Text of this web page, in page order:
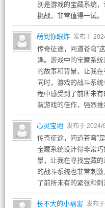
别是游戏的宝藏系统
挑战，非常值得一试。
萌到你眼炸 发布于
传奇征途，问道苍穹”
趣。游戏中的宝藏系
的故事和背景，让我在
同时，游戏的战斗系
程中感受到了前所未
演游戏的佳作，强烈推
心灵宝地 发布于 2024/
传奇征途，问道苍穹”
宝藏系统设计得非常
景，让我在寻找宝藏
的战斗系统也非常刺
了前所未有的紧张和刺
长不大的小祸害 发布